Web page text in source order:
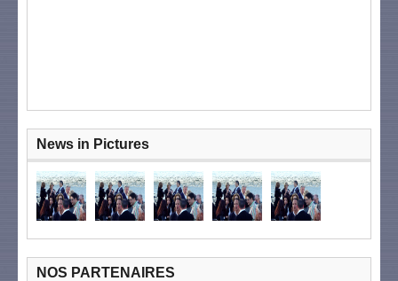
News in Pictures
NOS PARTENAIRES